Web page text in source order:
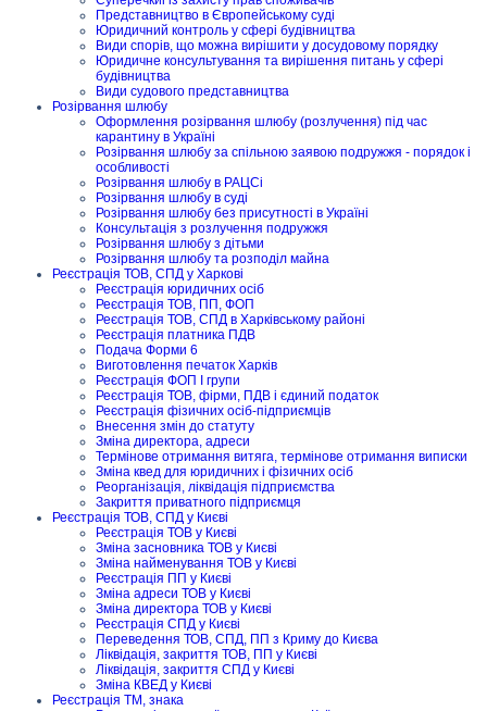
Представництво в Європейському суді
Юридичний контроль у сфері будівництва
Види спорів, що можна вирішити у досудовому порядку
Юридичне консультування та вирішення питань у сфері
будівництва
Види судового представництва
Розірвання шлюбу
Оформлення розірвання шлюбу (розлучення) під час
карантину в Україні
Розірвання шлюбу за спільною заявою подружжя - порядок і
особливості
Розірвання шлюбу в РАЦСі
Розірвання шлюбу в суді
Розірвання шлюбу без присутності в Україні
Консультація з розлучення подружжя
Розірвання шлюбу з дітьми
Розірвання шлюбу та розподіл майна
Реєстрація ТОВ, СПД у Харкові
Реєстрація юридичних осіб
Реєстрація ТОВ, ПП, ФОП
Реєстрація ТОВ, СПД в Харківському районі
Реєстрація платника ПДВ
Подача Форми 6
Виготовлення печаток Харків
Реєстрація ФОП I групи
Реєстрація ТОВ, фірми, ПДВ і єдиний податок
Реєстрація фізичних осіб-підприємців
Внесення змін до статуту
Зміна директора, адреси
Термінове отримання витяга, термінове отримання виписки
Зміна квед для юридичних і фізичних осіб
Реорганізація, ліквідація підприємства
Закриття приватного підприємця
Реєстрація ТОВ, СПД у Києві
Реєстрація ТОВ у Києві
Зміна засновника ТОВ у Києві
Зміна найменування ТОВ у Києві
Реєстрація ПП у Києві
Зміна адреси ТОВ у Києві
Зміна директора ТОВ у Києві
Реєстрація СПД у Києві
Переведення ТОВ, СПД, ПП з Криму до Києва
Ліквідація, закриття ТОВ, ПП у Києві
Ліквідація, закриття СПД у Києві
Зміна КВЕД у Києві
Реєстрація ТМ, знака